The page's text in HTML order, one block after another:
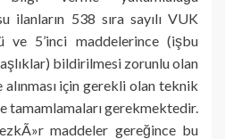
ilanların 538 sıra sayılı VUK
ve 5’inci maddelerince (işbu
bildirilmesi zorunlu olan
için gerekli olan teknik
tamamlamaları gerekmektedir.
maddeler gereğince bu